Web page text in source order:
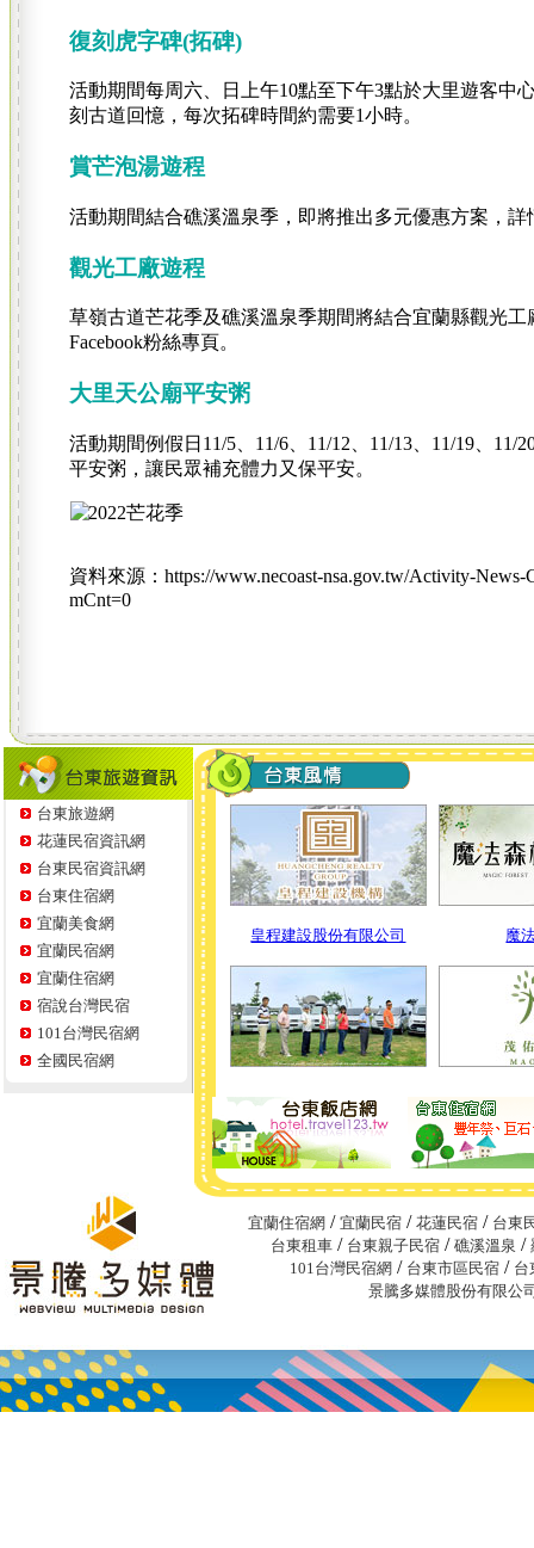
復刻虎字碑(拓碑)
活動期間每周六、日上午10點至下午3點於大里遊客中
刻古道回憶，每次拓碑時間約需要1小時。
賞芒泡湯遊程
活動期間結合礁溪溫泉季，即將推出多元優惠方案，
觀光工廠遊程
草嶺古道芒花季及礁溪溫泉季期間將結合宜蘭縣觀光
Facebook粉絲專頁。
大里天公廟平安粥
活動期間例假日11/5、11/6、11/12、11/13、11/19、
平安粥，讓民眾補充體力又保平安。
資料來源：https://www.necoast-nsa.gov.tw/Activity-
mCnt=0
台東旅遊網
花蓮民宿資訊網
台東民宿資訊網
台東住宿網
宜蘭美食網
宜蘭民宿網
宜蘭住宿網
宿說台灣民宿
101台灣民宿網
全國民宿網
宜蘭住宿網 / 宜蘭民宿 / 花蓮民宿 / 台東
台東租車 / 台東親子民宿 / 礁溪溫泉 /
101台灣民宿網 / 台東市區民宿 / 台
景騰多媒體股份有限公